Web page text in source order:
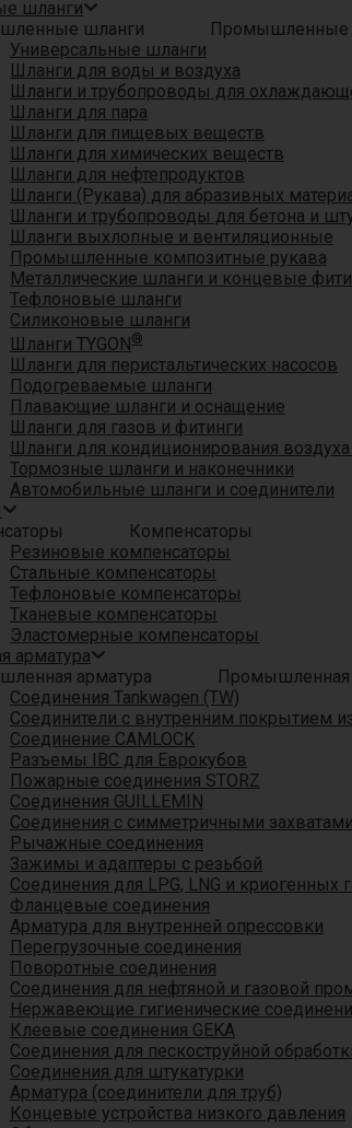
шланги
Промышленные
Универсальные шланги
Шланги для воды и воздуха
Шланги и трубопроводы для
Шланги для пара
Шланги для пищевых веществ
Шланги для химических веществ
Шланги для нефтепродуктов
Шланги (Рукава) для абразивных
Шланги и трубопроводы для бетона и
Шланги выхлопные и вентиляционные
Промышленные композитные рукава
Металлические шланги и концевые
Тефлоновые шланги
Силиконовые шланги
Шланги TYGON®
Шланги для перистальтических насосов
Подогреваемые шланги
Плавающие шланги и оснащение
Шланги для газов и фитинги
Шланги для кондиционирования
Тормозные шланги и наконечники
Автомобильные шланги и соединители
Компенсаторы
Резиновые компенсаторы
Стальные компенсаторы
Тефлоновые компенсаторы
Тканевые компенсаторы
Эластомерные компенсаторы
арматура
Промышленная
Соединения Tankwagen (TW)
Соединители с внутренним покрытием
Соединение CAMLOCK
Разъемы IBC для Еврокубов
Пожарные соединения STORZ
Соединения GUILLEMIN
Соединения с симметричными захватами
Рычажные соединения
Зажимы и адаптеры с резьбой
Соединения для LPG, LNG и криогенных
Фланцевые соединения
Арматура для внутренней опрессовки
Перегрузочные соединения
Поворотные соединения
Соединения для нефтяной и газовой
Нержавеющие гигиенические
Клеевые соединения GEKA
Соединения для пескоструйной
Cоединения для штукатурки
Арматура (соединители для труб)
Концевые устройства низкого давления